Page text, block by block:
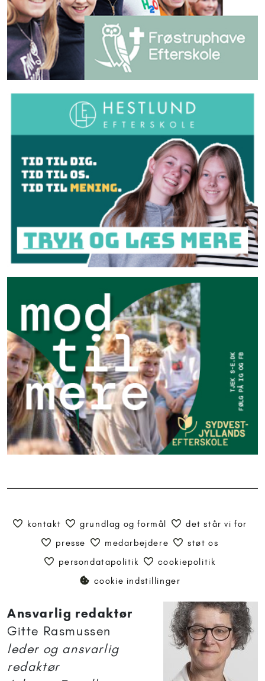
kontakt grundlag og formål
det står vi for
presse
medarbejdere
støt os
persondatapolitik
cookiepolitik
cookie indstillinger
Ansvarlig redaktør
Gitte Rasmussen
leder og ansvarlig
redaktør